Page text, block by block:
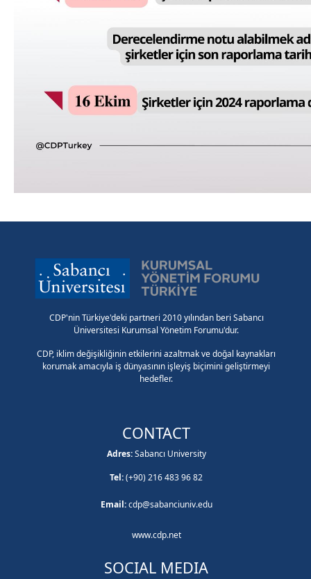
CDP'nin Türkiye'deki partneri 2010 yılından beri Sabancı
Üniversitesi Kurumsal Yönetim Forumu'dur.
CDP, iklim değişikliğinin etkilerini azaltmak ve doğal kaynakları
korumak amacıyla iş dünyasının işleyiş biçimini geliştirmeyi
hedefler.
CONTACT
Adres:Sabancı University
Tel:(+90) 216 483 96 82
Email: cdp@sabanciuniv.edu
www.cdp.net
SOCIAL MEDIA